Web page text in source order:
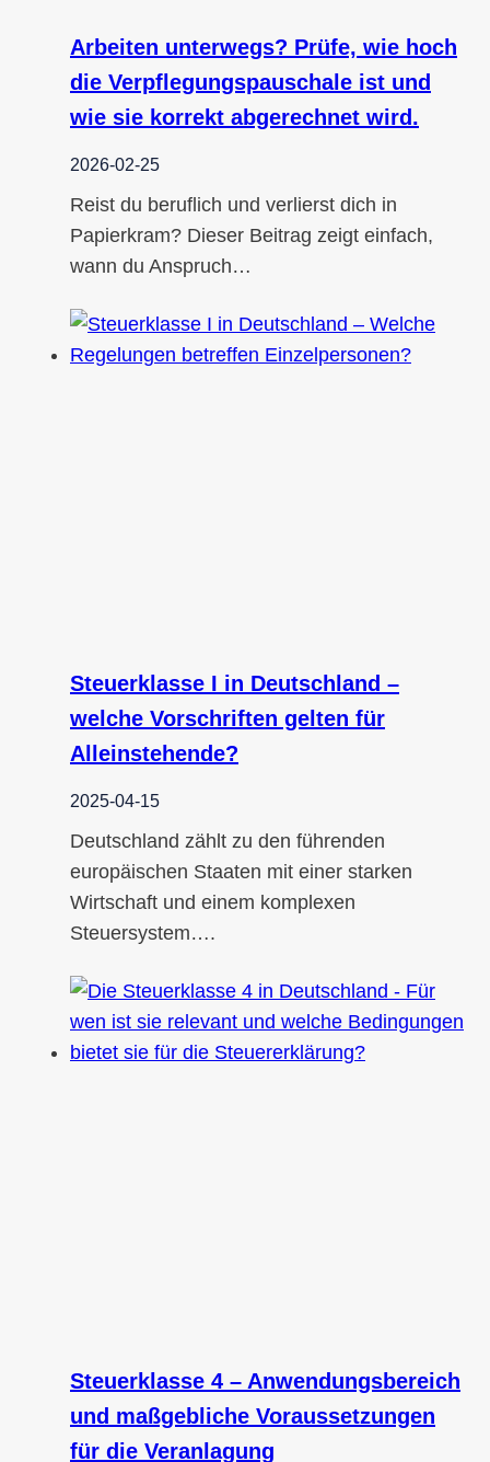
Arbeiten unterwegs? Prüfe, wie hoch
die Verpflegungspauschale ist und
wie sie korrekt abgerechnet wird.
2026-02-25
Reist du beruflich und verlierst dich in
Papierkram? Dieser Beitrag zeigt einfach,
wann du Anspruch…
Steuerklasse I in Deutschland –
welche Vorschriften gelten für
Alleinstehende?
2025-04-15
Deutschland zählt zu den führenden
europäischen Staaten mit einer starken
Wirtschaft und einem komplexen
Steuersystem….
Steuerklasse 4 – Anwendungsbereich
und maßgebliche Voraussetzungen
für die Veranlagung